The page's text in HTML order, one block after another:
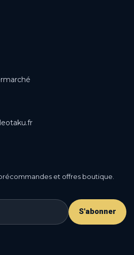
et offres boutique.
S'abonner